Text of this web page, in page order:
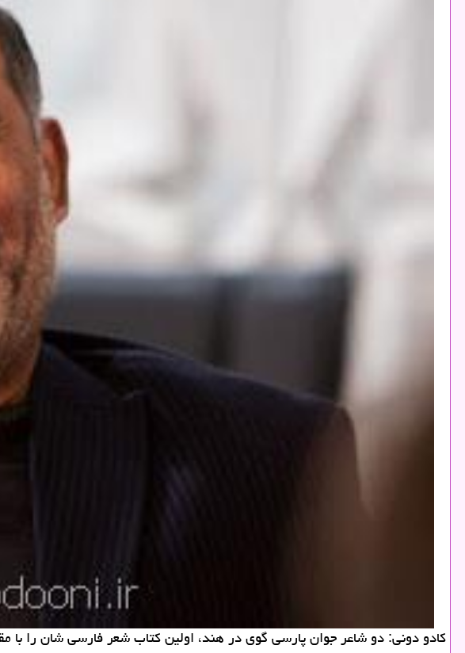
كادو دونی: دو شاعر جوان پارسی گوی در هند، اولین كتاب شعر فارسی شان را با